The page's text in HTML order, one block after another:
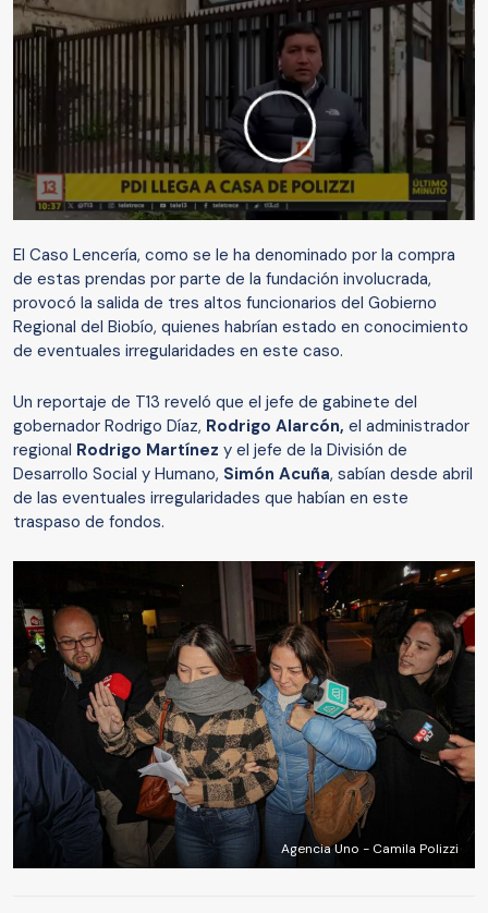
El Caso Lencería, como se le ha denominado por la compra
de estas prendas por parte de la fundación involucrada,
provocó la salida de tres altos funcionarios del Gobierno
Regional del Biobío, quienes habrían estado en conocimiento
de eventuales irregularidades en este caso.
Un reportaje de T13 reveló que el jefe de gabinete del
gobernador Rodrigo Díaz, Rodrigo Alarcón, el administrador
regional Rodrigo Martínez y el jefe de la División de
Desarrollo Social y Humano, Simón Acuña, sabían desde abril
de las eventuales irregularidades que habían en este
traspaso de fondos.
Agencia Uno - Camila Polizzi